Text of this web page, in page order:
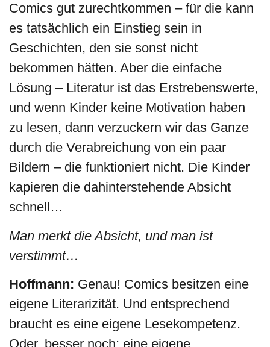
Comics gut zurechtkommen – für die kann
es tatsächlich ein Einstieg sein in
Geschichten, den sie sonst nicht
bekommen hätten. Aber die einfache
Lösung – Literatur ist das Erstrebenswerte,
und wenn Kinder keine Motivation haben
zu lesen, dann verzuckern wir das Ganze
durch die Verabreichung von ein paar
Bildern – die funktioniert nicht. Die Kinder
kapieren die dahinterstehende Absicht
schnell…
Man merkt die Absicht, und man ist
verstimmt…
Hoffmann: Genau! Comics besitzen eine
eigene Literarizität. Und entsprechend
braucht es eine eigene Lesekompetenz.
Oder, besser noch: eine eigene